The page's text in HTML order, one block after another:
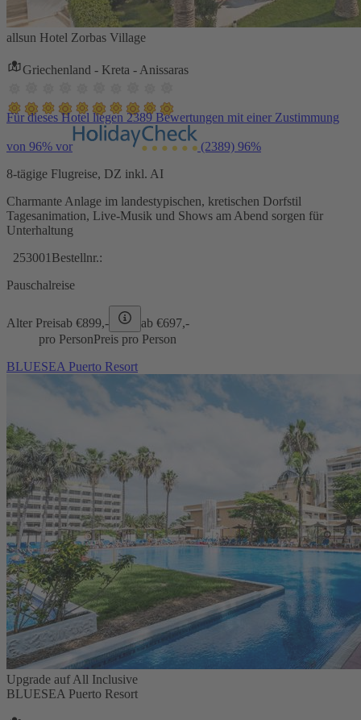
allsun Hotel Zorbas Village
Griechenland - Kreta - Anissaras
Für dieses Hotel liegen 2389 Bewertungen mit einer Zustimmung
von 96% vor (2389) 96%
8-tägige Flugreise, DZ inkl. AI
Charmante Anlage im landestypischen, kretischen Dorfstil
Tagesanimation, Live-Musik und Shows am Abend sorgen für
Unterhaltung
253001 Bestellnr.:
Pauschalreise
Alter Preisab €899,- ab €697,-
pro PersonPreis pro Person
BLUESEA Puerto Resort
Upgrade auf All Inclusive
BLUESEA Puerto Resort